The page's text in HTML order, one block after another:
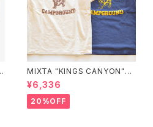
MIXTA "KINGS CANYON"Te
e
¥6,336
20%OFF